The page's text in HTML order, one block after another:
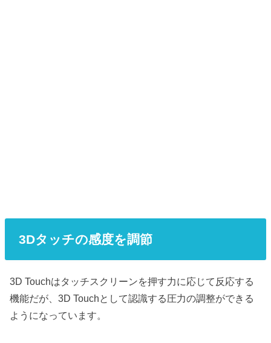
3Dタッチの感度を調節
3D Touchはタッチスクリーンを押す力に応じて反応する
機能だが、3D Touchとして認識する圧力の調整ができる
ようになっています。